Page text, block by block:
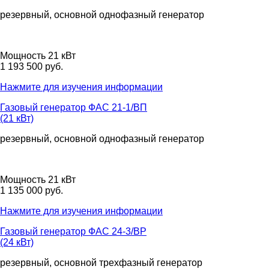
резервный, основной однофазный генератор
Мощность 21 кВт
1 193 500 руб.
Нажмите для изучения информации
Газовый генератор ФАС 21-1/ВП
(21 кВт)
резервный, основной однофазный генератор
Мощность 21 кВт
1 135 000 руб.
Нажмите для изучения информации
Газовый генератор ФАС 24-3/ВР
(24 кВт)
резервный, основной трехфазный генератор